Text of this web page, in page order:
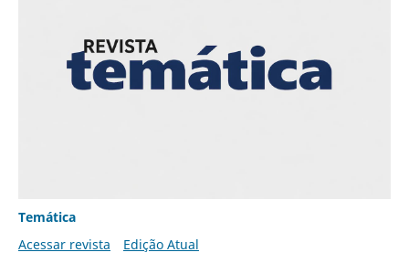
Temática
Acessar revista
Edição Atual